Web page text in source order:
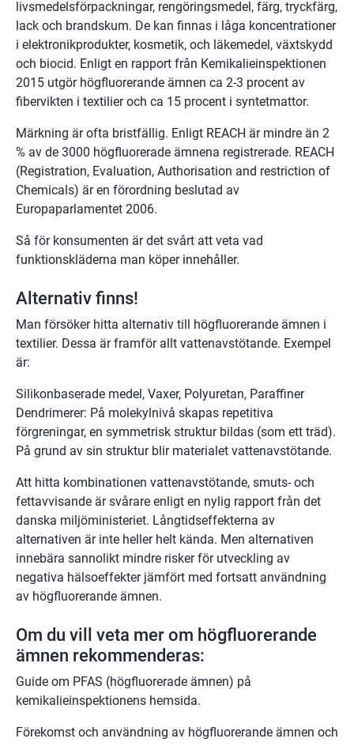
livsmedelsförpackningar, rengöringsmedel, färg, tryckfärg,
lack och brandskum. De kan finnas i låga koncentrationer
i elektronikprodukter, kosmetik, och läkemedel, växtskydd
och biocid. Enligt en rapport från Kemikalieinspektionen
2015 utgör högfluorerande ämnen ca 2-3 procent av
fibervikten i textilier och ca 15 procent i syntetmattor.
Märkning är ofta bristfällig. Enligt REACH är mindre än 2
% av de 3000 högfluorerade ämnena registrerade. REACH
(Registration, Evaluation, Authorisation and restriction of
Chemicals) är en förordning beslutad av
Europaparlamentet 2006.
Så för konsumenten är det svårt att veta vad
funktionskläderna man köper innehåller.
Alternativ finns!
Man försöker hitta alternativ till högfluorerande ämnen i
textilier. Dessa är framför allt vattenavstötande. Exempel
är:
Silikonbaserade medel, Vaxer, Polyuretan, Paraffiner
Dendrimerer: På molekylnivå skapas repetitiva
förgreningar, en symmetrisk struktur bildas (som ett träd).
På grund av sin struktur blir materialet vattenavstötande.
Att hitta kombinationen vattenavstötande, smuts- och
fettavvisande är svårare enligt en nylig rapport från det
danska miljöministeriet. Långtidseffekterna av
alternativen är inte heller helt kända. Men alternativen
innebära sannolikt mindre risker för utveckling av
negativa hälsoeffekter jämfört med fortsatt användning
av högfluorerande ämnen.
Om du vill veta mer om högfluorerande
ämnen rekommenderas:
Guide om PFAS (högfluorerade ämnen) på
kemikalieinspektionens hemsida.
Förekomst och användning av högfluorerande ämnen och